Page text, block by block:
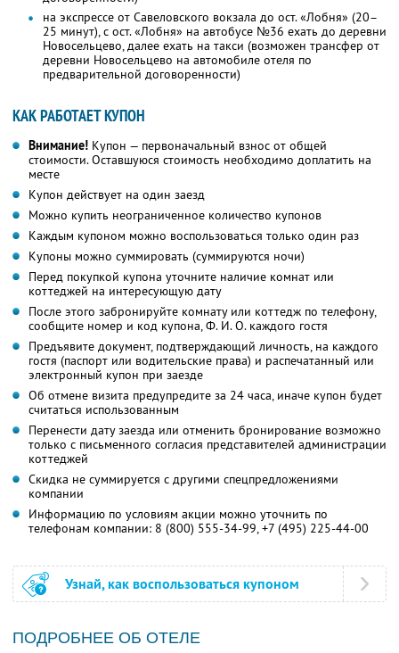
на экспрессе от Савеловского вокзала до ост. «Лобня» (20–
25 минут), с ост. «Лобня» на автобусе №36 ехать до деревни
Новосельцево, далее ехать на такси (возможен трансфер от
деревни Новосельцево на автомобиле отеля по
предварительной договоренности)
КАК РАБОТАЕТ КУПОН
Внимание! Купон — первоначальный взнос от общей
стоимости. Оставшуюся стоимость необходимо доплатить на
месте
Купон действует на один заезд
Можно купить неограниченное количество купонов
Каждым купоном можно воспользоваться только один раз
Купоны можно суммировать (суммируются ночи)
Перед покупкой купона уточните наличие комнат или
коттеджей на интересующую дату
После этого забронируйте комнату или коттедж по телефону,
сообщите номер и код купона,Ф. И. О.каждого гостя
Предъявите документ, подтверждающий личность, на каждого
гостя (паспорт или водительские права) и распечатанный или
электронный купон при заезде
Об отмене визита предупредите за 24 часа, иначе купон будет
считаться использованным
Перенести дату заезда или отменить бронирование возможно
только с письменного согласия представителей администрации
коттеджей
Скидка не суммируется с другими спецпредложениями
компании
Информацию по условиям акции можно уточнить по
телефонам компании: 8 (800) 555-34-99, +7 (495) 225-44-00
Узнай, как воспользоваться купоном
ПОДРОБНЕЕ ОБ ОТЕЛЕ